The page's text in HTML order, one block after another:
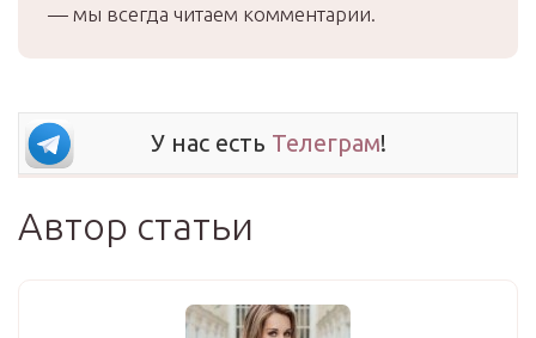
— мы всегда читаем комментарии.
У нас есть Телеграм!
Автор статьи